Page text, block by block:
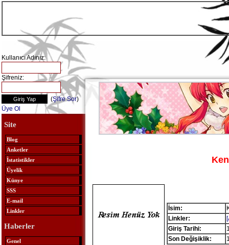
Kullanıcı Adınız:
Şifreniz:
(Şifre Sor)
Üye Ol
Site
Blog
Anketler
İstatistikler
Üyelik
Künye
SSS
E-mail
Linkler
Haberler
Genel
İsim:
Linkler:
Giriş Tarihi:
Son Değişiklik: